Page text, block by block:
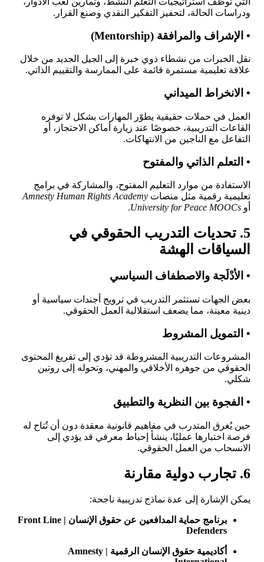
ودراسات الحالة، لتحفيز التفكير النقدي وصنع القرار.
• الإشراف والمرافقة (Mentorship)
نقل الخبرات من نشطاء ذوي خبرة إلى الجيل الجديد من خلال
علاقة تعليمية مستمرة قائمة على الممارسة والتقييم الذاتي.
• الانخراط الميداني
العمل في حملات حقيقية يطوّر المهارات بشكل لا توفره
القاعات التدريبية، خصوصًا عند زيارة أماكن الاحتجاز، أو
التفاعل مع الناجين من الانتهاكات.
• التعلم الذاتي والمفتوح
الاستفادة من موارد التعليم المفتوح، والمشاركة في برامج
تعليمية رقمية مثل منصات Amnesty Human Rights Academy
أو University for Peace MOOCs
.
5. تحديات التدريب الحقوقي في
السياقات الهشة
• الأدْلَجة والاصطفاف السياسي
بعض الجهات تستثمر التدريب في ترويج أجندات سياسية أو
دينية معينة، مما يضعف استقلالية العمل الحقوقي.
• التمويل المشروط
المشروعات التدريبية المشروطة قد تؤدي إلى تفريغ المحتوى
الحقوقي من جوهره الأخلاقي والمهني، وتحوله إلى روتين
شكلي.
• الفجوة بين النظرية والتطبيق
حين يُغرق المتدرب في مفاهيم قانونية معقدة دون أن تُتاح له
فرصة اختبارها عمليًا، ينشأ إحباط معرفي قد يؤدي إلى
الانسحاب من العمل الحقوقي.
6. تجارب دولية مقارنة
يمكن الإشارة إلى عدة نماذج تدريبية ناجحة:
برنامج حماية المدافعين عن حقوق الإنسان | Front Line
Defenders
أكاديمية حقوق الإنسان الرقمية | Amnesty